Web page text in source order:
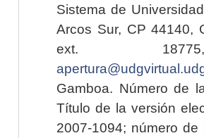
Sistema de
Arcos Sur, CP 44140,
ext.
Gamboa. Número de
Título de la versión
2007-1094; número